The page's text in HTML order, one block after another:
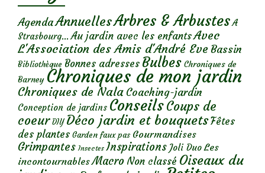
AgendaAnnuellesArbres & Arbustes A
Strasbourg... Au jardin avec les enfantsAvec
L'Association des Amis d'André Eve Bassin
Bibliothèque Bonnes adresses Bulbes Chroniques de
Barney Chroniques de mon jardin
Chroniques de Nala Coaching-jardin
Conception de jardins ConseilsCoups de
coeur DIY Déco jardin et bouquetsFêtes
des plantes Garden faux pas Gourmandises
Grimpantes Insectes Inspirations Joli Duo Les
incontournables Macro Non classé Oiseaux du